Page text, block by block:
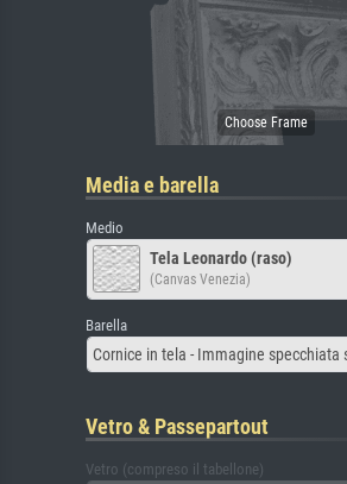
Media e barella
Medio
Tela Leonardo (raso)
(Canvas Venezia)
Barella
Cornice in tela - Immagine specchiata
Vetro & Passepartout
Vetro (compreso il tabellone)